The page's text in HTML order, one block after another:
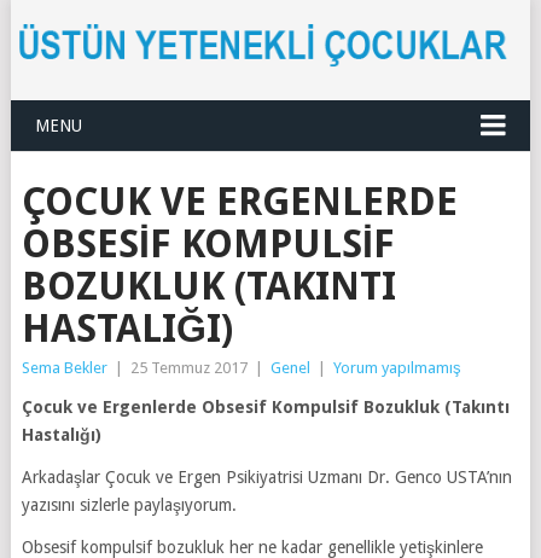
MENU
ÇOCUK VE ERGENLERDE
OBSESIF KOMPULSIF
BOZUKLUK (TAKINTI
HASTALIĞI)
Sema Bekler 25 Temmuz 2017 Genel Yorum yapılmamış
Çocuk ve Ergenlerde Obsesif Kompulsif Bozukluk (Takıntı
Hastalığı)
Arkadaşlar Çocuk ve Ergen Psikiyatrisi Uzmanı Dr. Genco USTA’nın
yazısını sizlerle paylaşıyorum.
Obsesif kompulsif bozukluk her ne kadar genellikle yetişkinlere